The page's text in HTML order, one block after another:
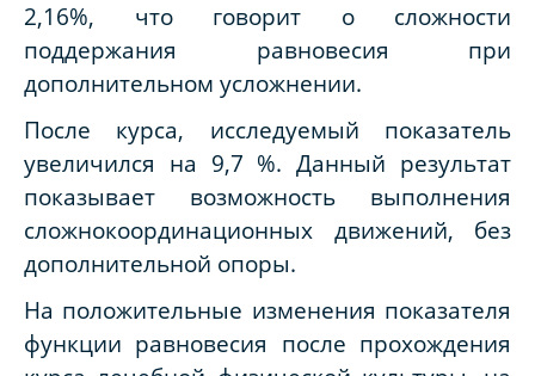
2,16%, что говорит о сложности
поддержания равновесия при
дополнительном усложнении.
После курса, исследуемый показатель
увеличился на 9,7 %. Данный результат
показывает возможность выполнения
сложнокоординационных движений, без
дополнительной опоры.
На положительные изменения показателя
функции равновесия после прохождения